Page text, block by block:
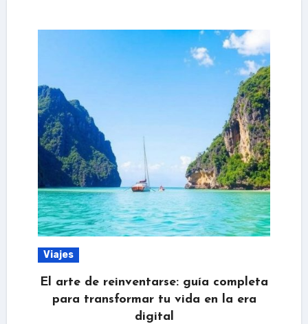
Viajes
El arte de reinventarse: guía completa
para transformar tu vida en la era
digital